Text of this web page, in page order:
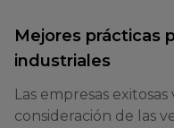
Mejores prácticas
industriales
Las empresas
consideración de las